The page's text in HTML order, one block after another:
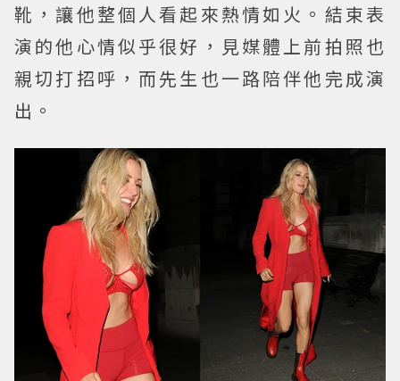
靴，讓他整個人看起來熱情如火。結束表
演的他心情似乎很好，見媒體上前拍照也
親切打招呼，而先生也一路陪伴他完成演
出。